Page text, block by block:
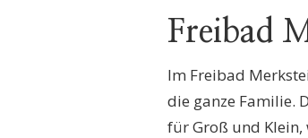
Freibad
Im Freibad
die ganze Familie.
für Groß und Klein,